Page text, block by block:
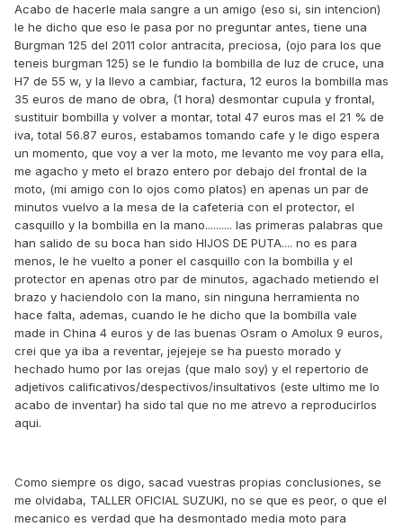
Acabo de hacerle mala sangre a un amigo (eso si, sin intencion)
le he dicho que eso le pasa por no preguntar antes, tiene una
Burgman 125 del 2011 color antracita, preciosa, (ojo para los que
teneis burgman 125) se le fundio la bombilla de luz de cruce, una
H7 de 55 w, y la llevo a cambiar, factura, 12 euros la bombilla mas
35 euros de mano de obra, (1 hora) desmontar cupula y frontal,
sustituir bombilla y volver a montar, total 47 euros mas el 21 % de
iva, total 56.87 euros, estabamos tomando cafe y le digo espera
un momento, que voy a ver la moto, me levanto me voy para ella,
me agacho y meto el brazo entero por debajo del frontal de la
moto, (mi amigo con lo ojos como platos) en apenas un par de
minutos vuelvo a la mesa de la cafeteria con el protector, el
casquillo y la bombilla en la mano.......... las primeras palabras que
han salido de su boca han sido HIJOS DE PUTA.... no es para
menos, le he vuelto a poner el casquillo con la bombilla y el
protector en apenas otro par de minutos, agachado metiendo el
brazo y haciendolo con la mano, sin ninguna herramienta no
hace falta, ademas, cuando le he dicho que la bombilla vale
made in China 4 euros y de las buenas Osram o Amolux 9 euros,
crei que ya iba a reventar, jejejeje se ha puesto morado y
hechado humo por las orejas (que malo soy) y el repertorio de
adjetivos calificativos/despectivos/insultativos (este ultimo me lo
acabo de inventar) ha sido tal que no me atrevo a reproducirlos
aqui.
Como siempre os digo, sacad vuestras propias conclusiones, se
me olvidaba, TALLER OFICIAL SUZUKI, no se que es peor, o que el
mecanico es verdad que ha desmontado media moto para